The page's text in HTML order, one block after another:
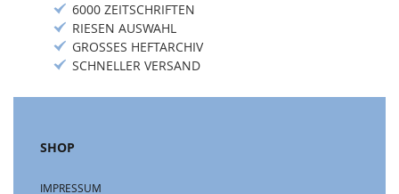
6000 ZEITSCHRIFTEN
RIESEN AUSWAHL
GROSSES HEFTARCHIV
SCHNELLER VERSAND
SHOP
IMPRESSUM